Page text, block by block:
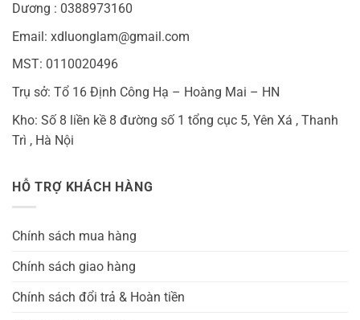
Dương : 0388973160
Email: xdluonglam@gmail.com
MST: 0110020496
Trụ sở: Tổ 16 Định Công Hạ – Hoàng Mai – HN
Kho: Số 8 liền kề 8 đường số 1 tổng cục 5, Yên Xá , Thanh
Trì , Hà Nội
HỖ TRỢ KHÁCH HÀNG
Chính sách mua hàng
Chính sách giao hàng
Chính sách đổi trả & Hoàn tiền